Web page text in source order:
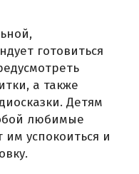
готовиться
а также
Детям
любимые
успокоиться и